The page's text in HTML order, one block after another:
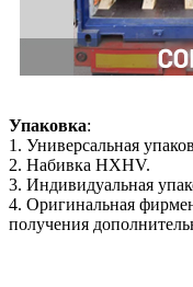
Упаковка:
1. Универсальная
2. Набивка HXHV.
3. Индивидуальная
4. Оригинальная
получения